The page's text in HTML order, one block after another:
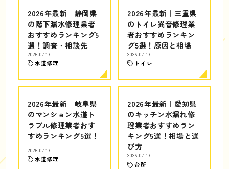
2026年最新｜静岡県
の階下漏水修理業者
おすすめランキング5
選！調査・相談先
2026.07.17
水道修理
2026年最新｜三重県
のトイレ異音修理業
者おすすめランキン
グ5選！原因と相場
2026.07.17
トイレ
2026年最新｜岐阜県
のマンション水道ト
ラブル修理業者おす
すめランキング5選！
2026.07.17
水道修理
2026年最新｜愛知県
のキッチン水漏れ修
理業者おすすめラン
キング5選！相場と選
び方
2026.07.17
台所